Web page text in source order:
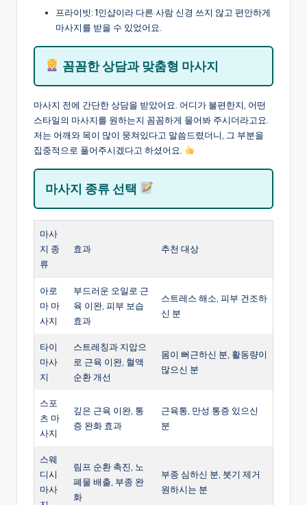
프라이빗: 1인샵이라 다른 사람 신경 쓰지 않고 편안하게
마사지를 받을 수 있었어요.
꼼꼼한 상담과 맞춤형 마사지
마사지 전에 간단한 상담을 받았어요. 어디가 불편한지, 어떤
스타일의 마사지를 원하는지 꼼꼼하게 물어봐 주시더라고요.
저는 어깨와 목이 많이 뭉쳐있다고 말씀드렸더니, 그 부분을
집중적으로 풀어주시겠다고 하셨어요.
마사지 종류 선택
마사
지 종
류
효과 추천 대상
아로
마 마
사지
부드러운 오일로 근
육 이완, 피부 보습
효과
스트레스 해소, 피부 건조하
신 분
타이
마사
지
스트레칭과 지압으
로 근육 이완, 혈액
순환 개선
몸이 뻐근하신 분, 활동량이
많으신 분
스포
츠 마
사지
깊은 근육 이완, 통
증 완화 효과
근육통, 만성 통증 있으신
분
스웨
디시
마사
림프 순환 촉진, 노
폐물 배출, 부종 완
화
부종 심하신 분, 붓기 제거
원하시는 분